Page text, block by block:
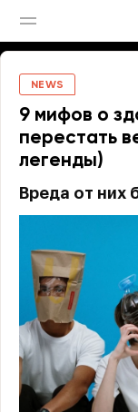
NEWS
9 мифов о
перестать
легенды)
Вреда от них